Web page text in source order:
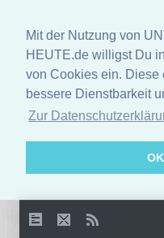
Mit der Nutzung von
HEUTE.de willigst Du
von Cookies ein. Diese
bessere Dienstbarkeit
Zur
OK